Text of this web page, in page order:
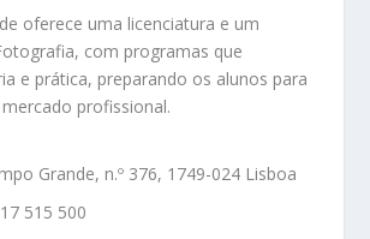
oferece uma licenciatura e um
com programas que
e prática, preparando os alunos para
profissional.
Grande, n.º 376, 1749-024 Lisboa
515 500